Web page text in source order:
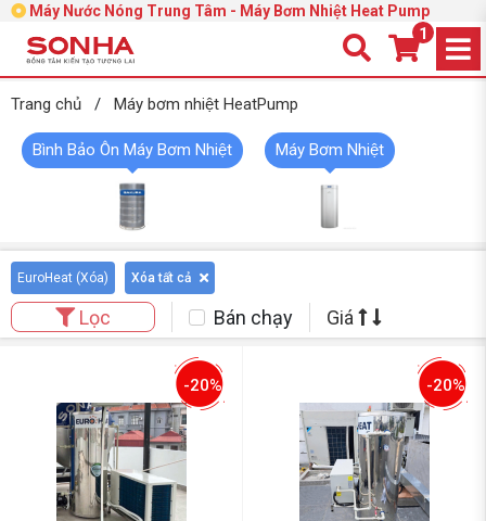
Máy Nước Nóng Trung Tâm - Máy Bơm Nhiệt Heat Pump
1
Trang chủ / Máy bơm nhiệt HeatPump
Bình Bảo Ôn Máy Bơm Nhiệt Máy Bơm Nhiệt
EuroHeat (Xóa) Xóa tất cả
Lọc Bán chạy Giá
-20% -20%